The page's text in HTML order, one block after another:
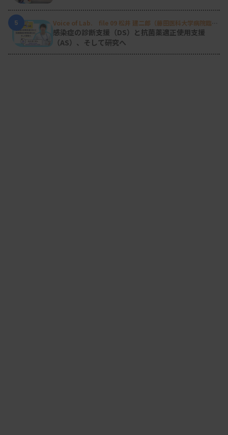
5
Voice of Lab. file 09 松井 建二郎（藤田医科大学病院臨床
検査部微生物遺伝子検査室）
感染症の診断支援（DS）と抗菌薬適正使用支援
（AS）、そして研究へ